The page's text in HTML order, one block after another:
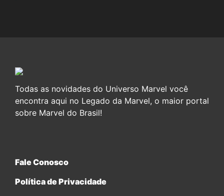
Todas as novidades do Universo Marvel você
encontra aqui no Legado da Marvel, o maior portal
sobre Marvel do Brasil!
Fale Conosco
Política de Privacidade